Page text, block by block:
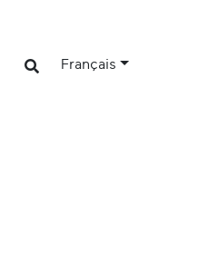
Français